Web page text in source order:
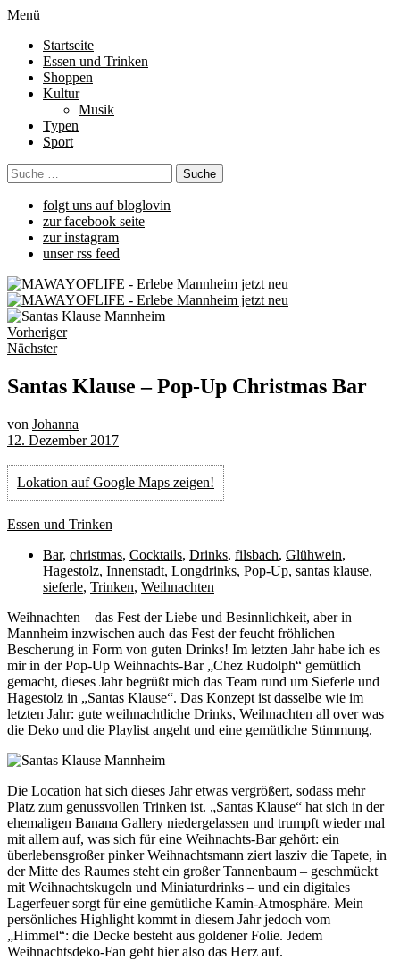
Menü
Startseite
Essen und Trinken
Shoppen
Kultur
Musik
Typen
Sport
folgt uns auf bloglovin
zur facebook seite
zur instagram
unser rss feed
Vorheriger
Nächster
Santas Klause – Pop-Up Christmas Bar
von Johanna
12. Dezember 2017
Lokation auf Google Maps zeigen!
Essen und Trinken
Bar, christmas, Cocktails, Drinks, filsbach, Glühwein,
Hagestolz, Innenstadt, Longdrinks, Pop-Up, santas klause,
sieferle, Trinken, Weihnachten
Weihnachten – das Fest der Liebe und Besinnlichkeit, aber in
Mannheim inzwischen auch das Fest der feucht fröhlichen
Bescherung in Form von guten Drinks! Im letzten Jahr habe ich es
mir in der Pop-Up Weihnachts-Bar „Chez Rudolph“ gemütlich
gemacht, dieses Jahr begrüßt mich das Team rund um Sieferle und
Hagestolz in „Santas Klause“. Das Konzept ist dasselbe wie im
letzten Jahr: gute weihnachtliche Drinks, Weihnachten all over was
die Deko und die Playlist angeht und eine gemütliche Stimmung.
Die Location hat sich dieses Jahr etwas vergrößert, sodass mehr
Platz zum genussvollen Trinken ist. „Santas Klause“ hat sich in der
ehemaligen Banana Gallery niedergelassen und trumpft wieder mal
mit allem auf, was sich für eine Weihnachts-Bar gehört: ein
überlebensgroßer pinker Weihnachtsmann ziert lasziv die Tapete, in
der Mitte des Raumes steht ein großer Tannenbaum – geschmückt
mit Weihnachtskugeln und Miniaturdrinks – und ein digitales
Lagerfeuer sorgt für eine gemütliche Kamin-Atmosphäre. Mein
persönliches Highlight kommt in diesem Jahr jedoch vom
„Himmel“: die Decke besteht aus goldener Folie. Jedem
Weihnachtsdeko-Fan geht hier also das Herz auf.